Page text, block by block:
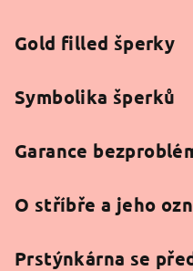
Gold filled šperky
Symbolika šperků
Garance
O stříbře a jeho
Prstýnkárna se